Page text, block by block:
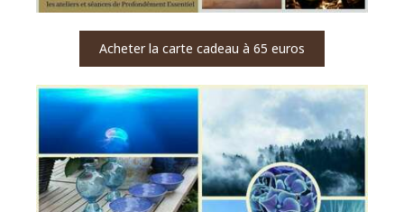
Acheter la carte cadeau à 65 euros